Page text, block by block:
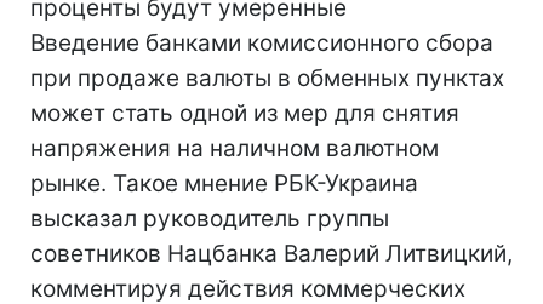
проценты будут умеренные
Введение банками комиссионного сбора
при продаже валюты в обменных пунктах
может стать одной из мер для снятия
напряжения на наличном валютном
рынке. Такое мнение РБК-Украина
высказал руководитель группы
советников Нацбанка Валерий Литвицкий,
комментируя действия коммерческих